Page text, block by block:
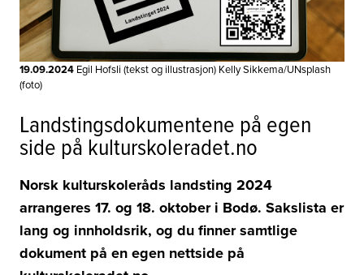
19.09.2024 Egil Hofsli (tekst og illustrasjon) Kelly Sikkema/UNsplash
(foto)
Landstingsdokumentene på egen
side på kulturskoleradet.no
Norsk kulturskoleråds landsting 2024
arrangeres 17. og 18. oktober i Bodø. Sakslista er
lang og innholdsrik, og du finner samtlige
dokument på en egen nettside på